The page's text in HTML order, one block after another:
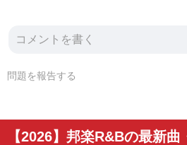
問題を報告する
【2026】邦楽R&Bの最新